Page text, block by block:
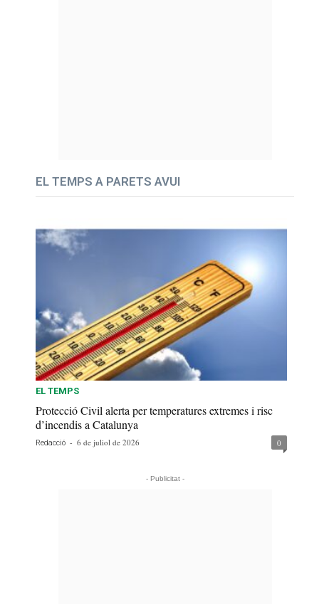
EL TEMPS A PARETS AVUI
EL TEMPS
Protecció Civil alerta per temperatures extremes i risc
d’incendis a Catalunya
Redacció - 6 de juliol de 2026 0
- Publicitat -